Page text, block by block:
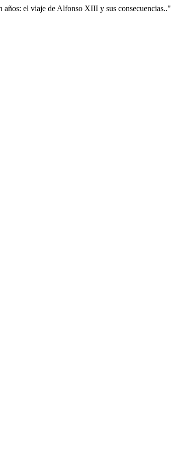
el viaje de Alfonso XIII y sus consecuencias.."